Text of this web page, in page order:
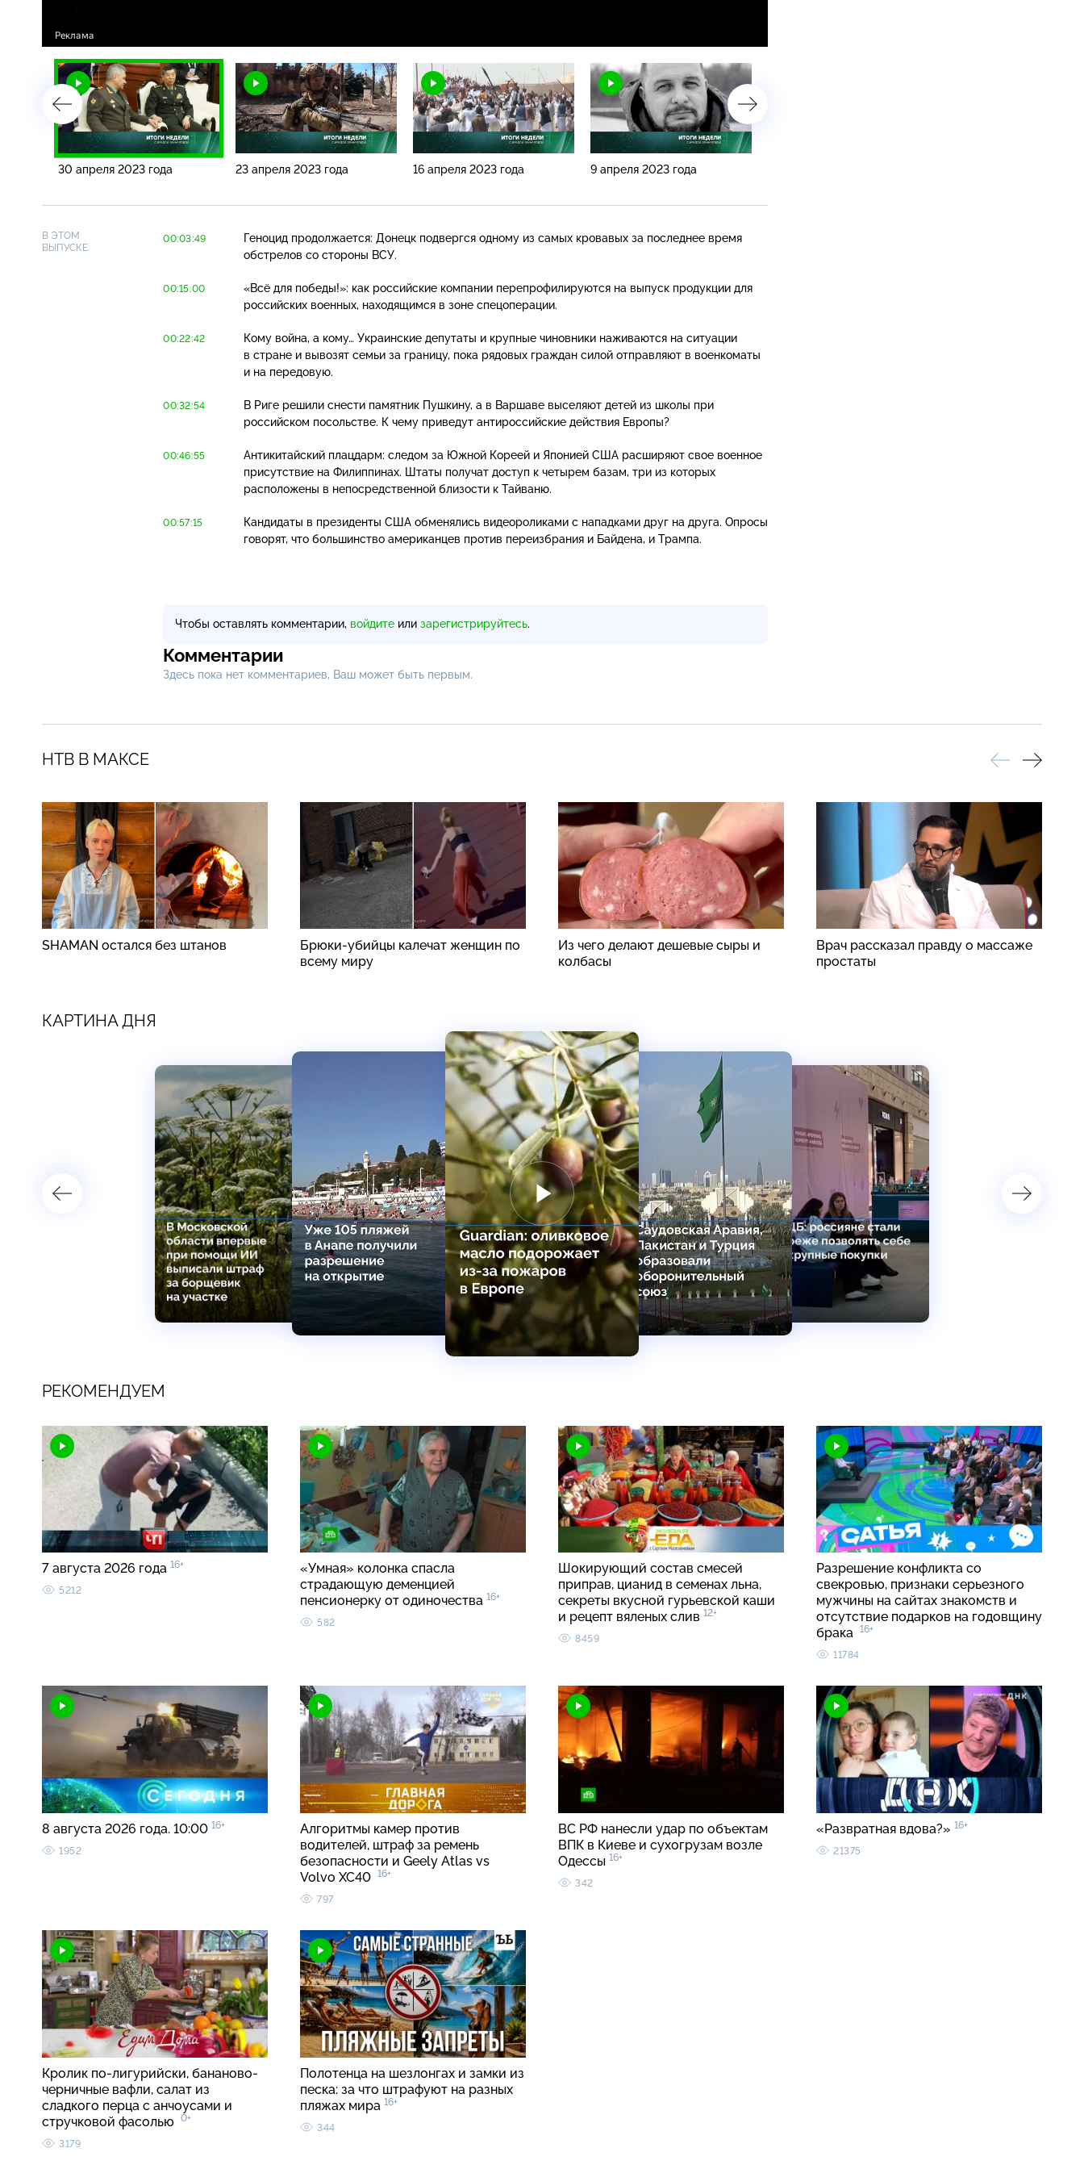
30 апреля 2023 года 23 апреля 2023 года 16 апреля 2023 года 9 апреля 2023 года
В ЭТОМ
ВЫПУСКЕ:
00:03:49
Геноцид продолжается: Донецк подвергся одному из самых кровавых за последнее время
обстрелов со стороны ВСУ.
00:15:00
«Всё для победы!»: как российские компании перепрофилируются на выпуск продукции для
российских военных, находящимся в зоне спецоперации.
00:22:42
Кому война, а кому… Украинские депутаты и крупные чиновники наживаются на ситуации
в стране и вывозят семьи за границу, пока рядовых граждан силой отправляют в военкоматы
и на передовую.
00:32:54
В Риге решили снести памятник Пушкину, а в Варшаве выселяют детей из школы при
российском посольстве. К чему приведут антироссийские действия Европы?
00:46:55
Антикитайский плацдарм: следом за Южной Кореей и Японией США расширяют свое военное
присутствие на Филиппинах. Штаты получат доступ к четырем базам, три из которых
расположены в непосредственной близости к Тайваню.
00:57:15
Кандидаты в президенты США обменялись видеороликами с нападками друг на друга. Опросы
говорят, что большинство американцев против переизбрания и Байдена, и Трампа.
Чтобы оставлять комментарии, войдите или зарегистрируйтесь.
Комментарии
Здесь пока нет комментариев, Ваш может быть первым.
НТВ В МАКСЕ
SHAMAN остался без штанов
Брюки-убийцы калечат женщин по
всему миру
Из чего делают дешевые сыры и
колбасы
Врач рассказал правду о массаже
простаты
КАРТИНА ДНЯ
РЕКОМЕНДУЕМ
7 августа 2026 года 16+
5212
«Умная» колонка спасла
страдающую деменцией
пенсионерку от одиночества 16+
582
Шокирующий состав смесей
приправ, цианид в семенах льна,
секреты вкусной гурьевской каши
и рецепт вяленых слив 12+
8459
Разрешение конфликта со
свекровью, признаки серьезного
мужчины на сайтах знакомств и
отсутствие подарков на годовщину
брака 16+
11784
8 августа 2026 года. 10:00 16+
1952
Алгоритмы камер против
водителей, штраф за ремень
безопасности и Geely Atlas vs
Volvo XC40 16+
797
ВС РФ нанесли удар по объектам
ВПК в Киеве и сухогрузам возле
Одессы 16+
342
«Развратная вдова?» 16+
21375
Кролик по-лигурийски, бананово-
черничные вафли, салат из
сладкого перца с анчоусами и
стручковой фасолью
0+
3179
Полотенца на шезлонгах и замки из
песка: за что штрафуют на разных
пляжах мира 16+
344